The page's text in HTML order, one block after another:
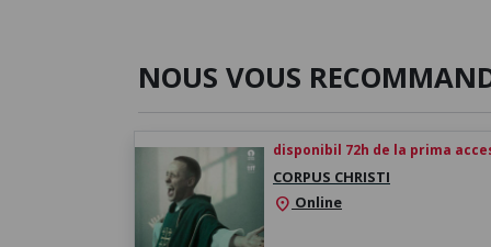
NOUS VOUS
disponibil 72h de la prima
CORPUS CHRISTI
location_on Online